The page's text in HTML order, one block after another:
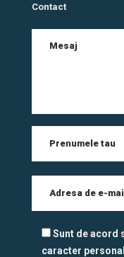
Contact
Sunt de acord
caracter